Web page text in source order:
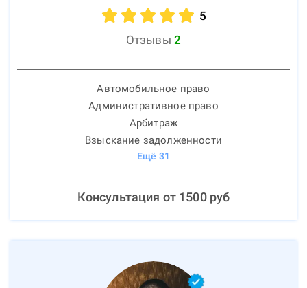
5
Отзывы 2
Автомобильное право
Административное право
Арбитраж
Взыскание задолженности
Ещё 31
Консультация от 1500руб